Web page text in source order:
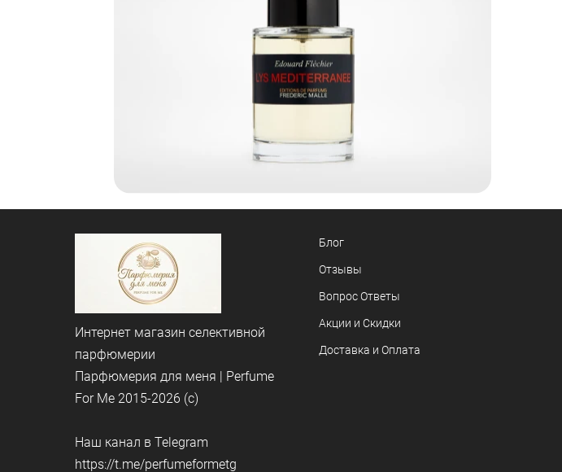
Интернет магазин селективной
парфюмерии
Парфюмерия для меня | Perfume
For Me 2015-2026 (c)
Наш канал в Telegram
https://t.me/perfumeformetg
Блог
Отзывы
Вопрос Ответы
Акции и Скидки
Доставка и Оплата